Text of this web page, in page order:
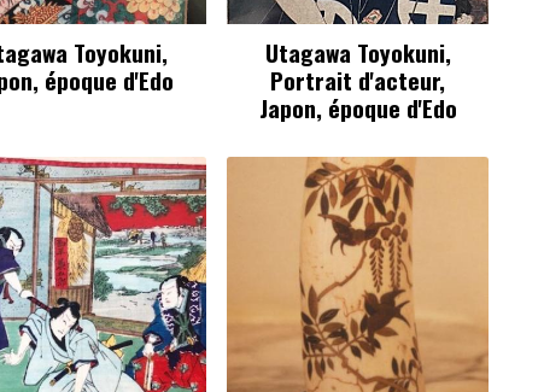
Toyokuni,
époque d'Edo
Utagawa Toyokuni,
Portrait d'acteur,
Japon, époque d'Edo